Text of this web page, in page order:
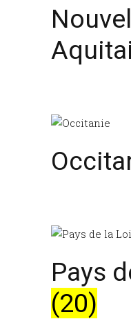
Pays
(20)